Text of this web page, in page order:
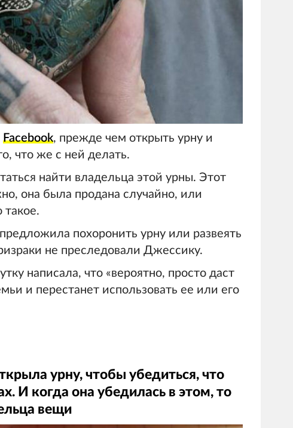
Facebook, прежде чем открыть урну и
что же с ней делать.
найти владельца этой урны. Этот
она была продана случайно, или
такое.
похоронить урну или развеять
не преследовали Джессику.
написала, что «вероятно, просто даст
и перестанет использовать ее или его
урну, чтобы убедиться, что
И когда она убедилась в этом, то
вещи